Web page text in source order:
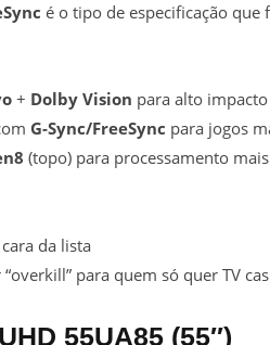
é o tipo de especificação que
+ Dolby Vision para alto
G-Sync/FreeSync para jogos
(topo) para processamento
da lista
para quem só quer TV
55UA85 (55″)